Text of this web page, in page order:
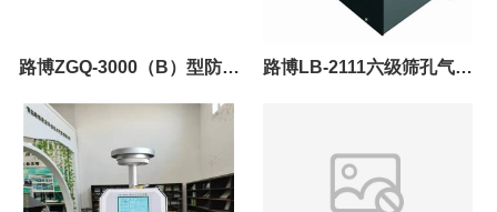
路博ZGQ-3000（B）型防爆
型大气采样器
路博LB-2111六级筛孔气溶